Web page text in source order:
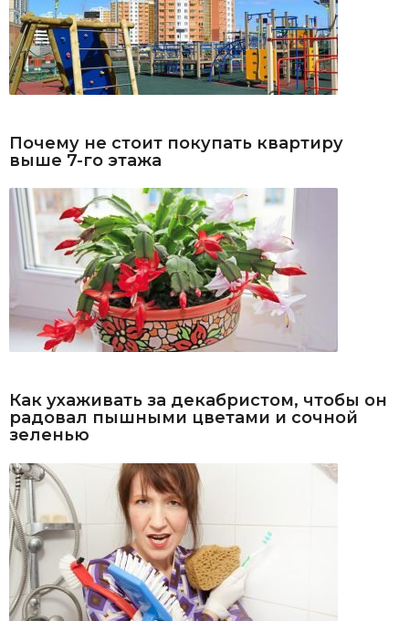
Почему не стоит покупать квартиру
выше 7-го этажа
Как ухаживать за декабристом, чтобы он
радовал пышными цветами и сочной
зеленью